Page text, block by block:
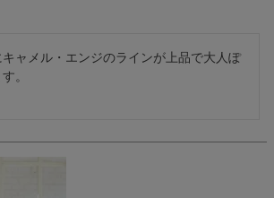
ャメル・エンジのラインが上品で大人ぽ
。